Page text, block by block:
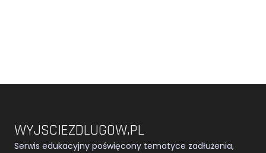
WYJSCIEZDLUGOW.PL
Serwis edukacyjny poświęcony tematyce zadłużenia,